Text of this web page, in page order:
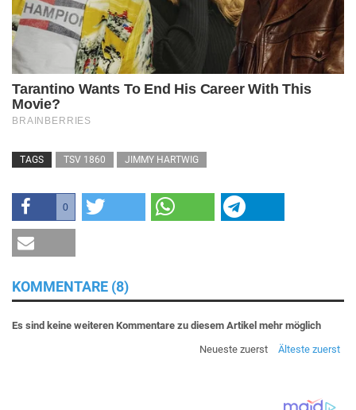
TAGS TSV 1860 JIMMY HARTWIG
0
KOMMENTARE (8)
Es sind keine weiteren Kommentare zu diesem Artikel mehr möglich
Neueste zuerst
Älteste zuerst